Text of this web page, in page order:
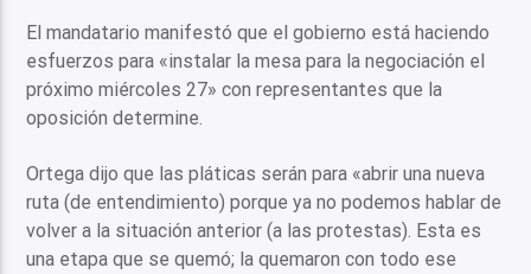
El mandatario manifestó que el gobierno está haciendo
esfuerzos para «instalar la mesa para la negociación el
próximo miércoles 27» con representantes que la
oposición determine.
Ortega dijo que las pláticas serán para «abrir una nueva
ruta (de entendimiento) porque ya no podemos hablar de
volver a la situación anterior (a las protestas). Esta es
una etapa que se quemó; la quemaron con todo ese